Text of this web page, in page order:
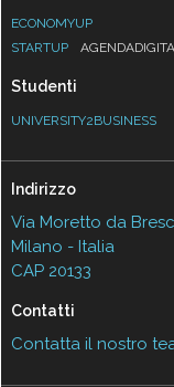
ECONOMYUP
STARTUP
Studenti
UNIVERSITY2BUSINESS
Indirizzo
Via Moretto da
Milano - Italia
CAP 20133
Contatti
Contatta il nostro